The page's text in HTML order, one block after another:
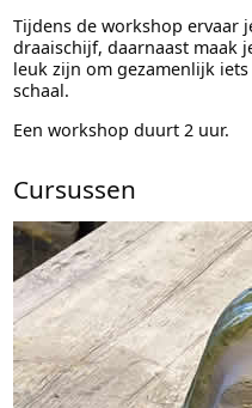
Tijdens de workshop ervaar
draaischijf, daarnaast maak
leuk zijn om gezamenlijk
schaal.
Een workshop duurt 2 uur.
Cursussen